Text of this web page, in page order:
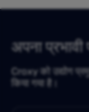
अपना
Croxy को उद्योग
किया गया है।